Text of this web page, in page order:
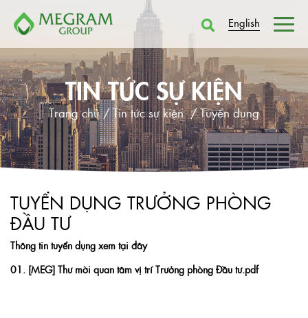
English
TIN TỨC SỰ KIỆN
Trang chủ /Tin tức sự kiện /Tuyển dụng
TUYỂN DỤNG TRƯỞNG PHÒNG
ĐẦU TƯ
Thông tin tuyển dụng xem tại đây
01. [MEG] Thư mời quan tâm vị trí Trưởng phòng Đầu tư.pdf